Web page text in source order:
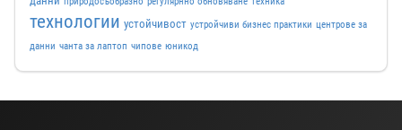
технологии устойчивост устройчиви бизнес практики центрове за
данни чанта за лаптоп чипове юникод